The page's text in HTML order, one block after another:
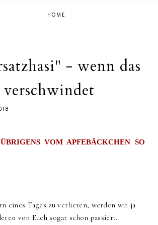
HOME
- wenn das
VOM APFEBÄCKCHEN SO
eines Tages zu verlieren, werden wir ja
von Euch sogar schon passiert.